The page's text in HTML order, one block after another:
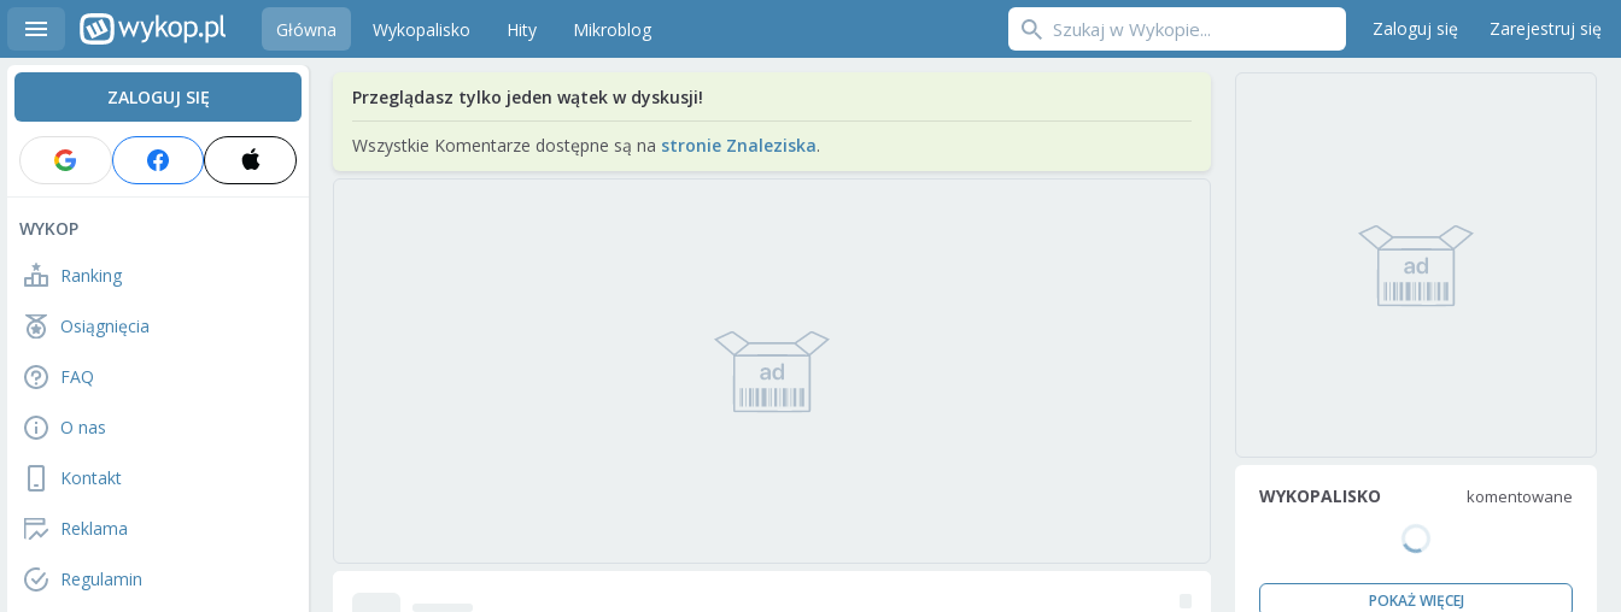
Główna Wykopalisko Hity Mikroblog Zaloguj się Zarejestruj się
ZALOGUJ SIĘ
WYKOP
Ranking
Osiągnięcia
FAQ
O nas
Kontakt
Reklama
Regulamin
Przeglądasz tylko jeden wątek w dyskusji!
Wszystkie Komentarze dostępne są na stronie Znaleziska.
WYKOPALISKO komentowane
POKAŻ WIĘCEJ